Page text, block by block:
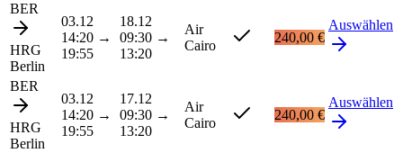
BER
HRG
Berlin
03.12
14:20 →
19:55
18.12
09:30 →
13:20
Air
Cairo
240,00 €
Auswählen
BER
HRG
Berlin
03.12
14:20 →
19:55
17.12
09:30 →
13:20
Air
Cairo
240,00 €
Auswählen